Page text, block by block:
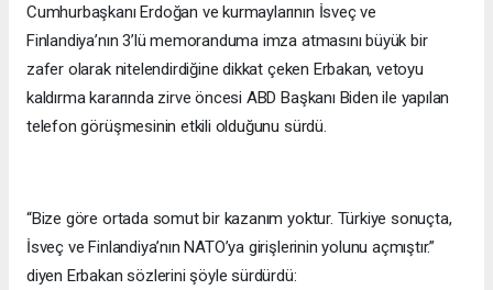
Cumhurbaşkanı Erdoğan ve kurmaylarının İsveç ve
Finlandiya’nın 3’lü memoranduma imza atmasını büyük bir
zafer olarak nitelendirdiğine dikkat çeken Erbakan, vetoyu
kaldırma kararında zirve öncesi ABD Başkanı Biden ile yapılan
telefon görüşmesinin etkili olduğunu sürdü.
“Bize göre ortada somut bir kazanım yoktur. Türkiye sonuçta,
İsveç ve Finlandiya’nın NATO’ya girişlerinin yolunu açmıştır.”
diyen Erbakan sözlerini şöyle sürdürdü: